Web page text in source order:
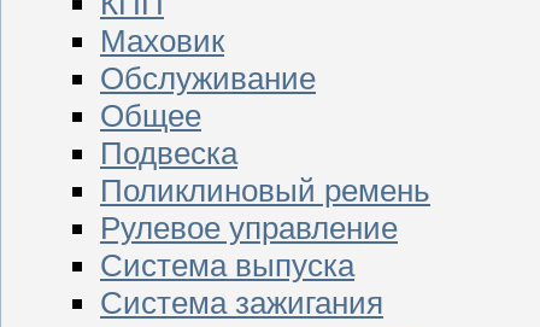
Маховик
Обслуживание
Общее
Подвеска
Поликлиновый ремень
Рулевое управление
Система выпуска
Система зажигания